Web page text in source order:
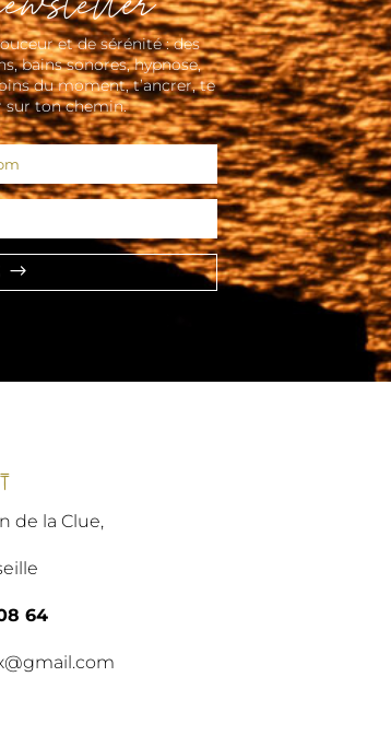
et de sérénité : des
bains sonores, hypnose,
du moment, t’ancrer, te
sur ton chemin.
de la Clue,
64